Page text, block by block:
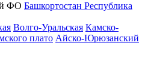
ФО Башкортостан Республика
Волго-Уральская Камско-
плато Айско-Юрюзанский